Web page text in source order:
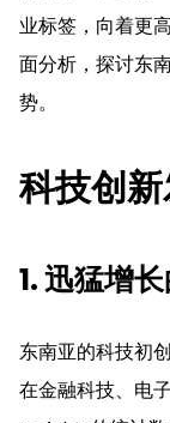
业标签，向着更
面分析，探讨东
势。
科技创
1. 迅猛增
东南亚的科技初
在金融科技、电